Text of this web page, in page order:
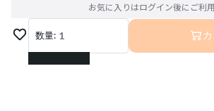
お気に入りはログイン後にご利
数量: 1
1